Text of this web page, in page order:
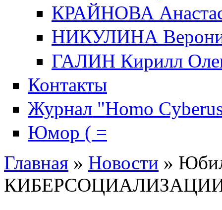
КРАЙНОВА
НИКУЛИНА
ГАЛИН Кирилл
Контакты
Журнал "Homo
Юмор ( =
Вы здесь
Главная » Новости »